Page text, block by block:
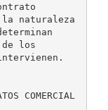
naturaleza
los
COMERCIAL